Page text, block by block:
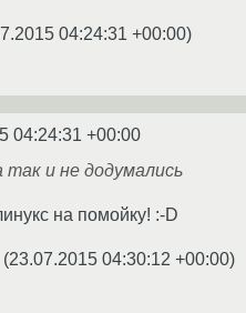
04:24:31 +00:00)
04:24:31 +00:00
и не додумались
на помойку! :-D
(23.07.2015 04:30:12 +00:00)